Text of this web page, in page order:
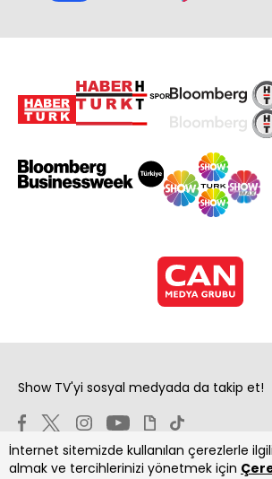
İnternet sitemizde kullanılan çerezlerle
almak ve tercihlerinizi yönetmek için
Show TV'yi sosyal medyada da takip et!